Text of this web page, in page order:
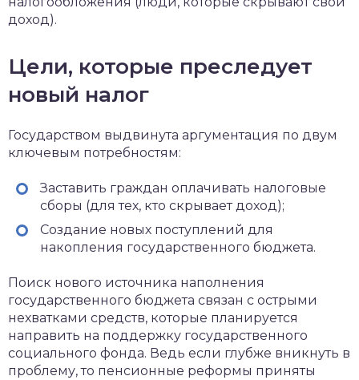
доход).
Цели, которые преследует
новый налог
Государством выдвинута аргументация по двум
ключевым потребностям:
Заставить граждан оплачивать налоговые
сборы (для тех, кто скрывает доход);
Создание новых поступлений для
накопления государственного бюджета.
Поиск нового источника наполнения
государственного бюджета связан с острыми
нехватками средств, которые планируется
направить на поддержку государственного
социального фонда. Ведь если глубже вникнуть в
проблему, то пенсионные реформы приняты